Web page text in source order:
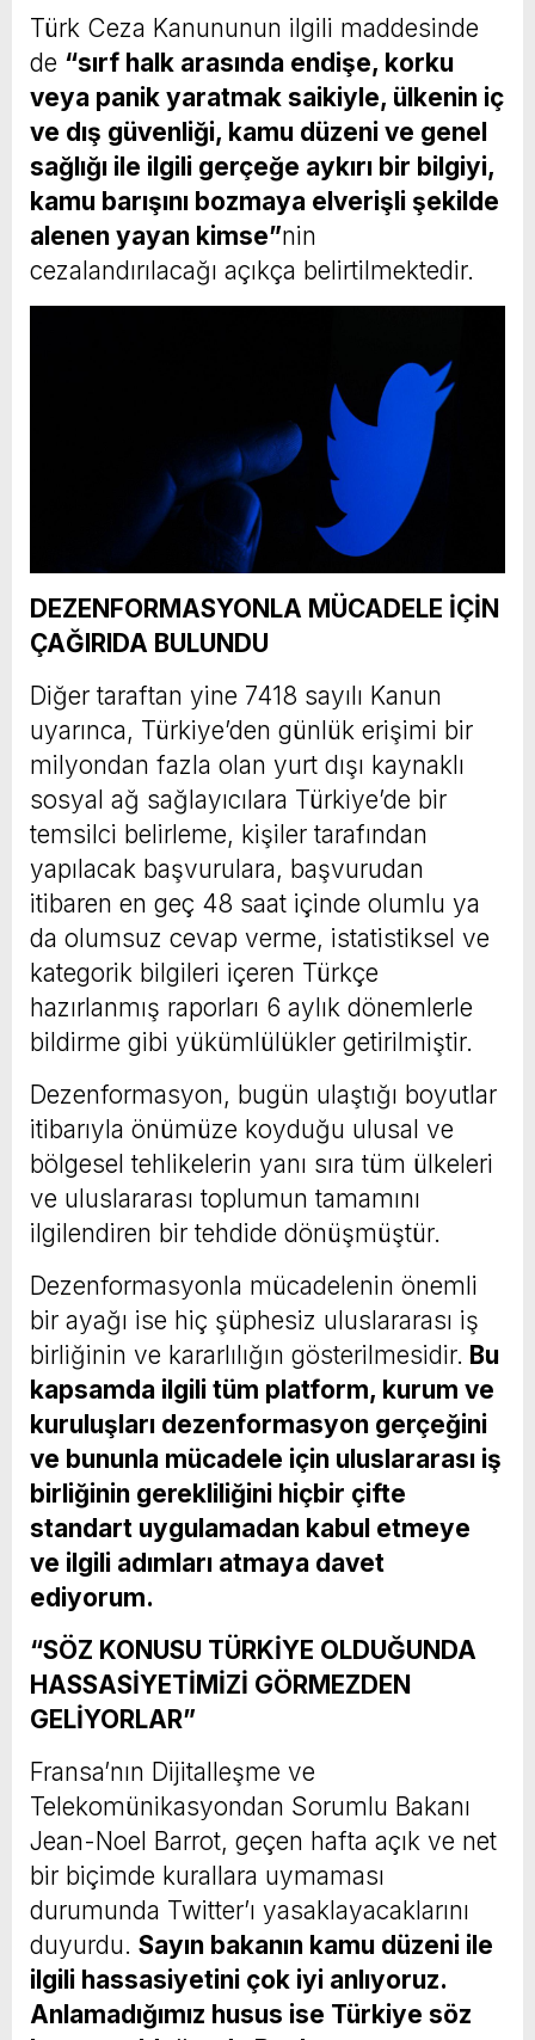
Türk Ceza Kanununun ilgili maddesinde
de “sırf halk arasında endişe, korku
veya panik yaratmak saikiyle, ülkenin iç
ve dış güvenliği, kamu düzeni ve genel
sağlığı ile ilgili gerçeğe aykırı bir bilgiyi,
kamu barışını bozmaya elverişli şekilde
alenen yayan kimse”nin
cezalandırılacağı açıkça belirtilmektedir.
DEZENFORMASYONLA MÜCADELE İÇİN
ÇAĞIRIDA BULUNDU
Diğer taraftan yine 7418 sayılı Kanun
uyarınca, Türkiye’den günlük erişimi bir
milyondan fazla olan yurt dışı kaynaklı
sosyal ağ sağlayıcılara Türkiye’de bir
temsilci belirleme, kişiler tarafından
yapılacak başvurulara, başvurudan
itibaren en geç 48 saat içinde olumlu ya
da olumsuz cevap verme, istatistiksel ve
kategorik bilgileri içeren Türkçe
hazırlanmış raporları 6 aylık dönemlerle
bildirme gibi yükümlülükler getirilmiştir.
Dezenformasyon, bugün ulaştığı boyutlar
itibarıyla önümüze koyduğu ulusal ve
bölgesel tehlikelerin yanı sıra tüm ülkeleri
ve uluslararası toplumun tamamını
ilgilendiren bir tehdide dönüşmüştür.
Dezenformasyonla mücadelenin önemli
bir ayağı ise hiç şüphesiz uluslararası iş
birliğinin ve kararlılığın gösterilmesidir. Bu
kapsamda ilgili tüm platform, kurum ve
kuruluşları dezenformasyon gerçeğini
ve bununla mücadele için uluslararası iş
birliğinin gerekliliğini hiçbir çifte
standart uygulamadan kabul etmeye
ve ilgili adımları atmaya davet
ediyorum.
“SÖZ KONUSU TÜRKİYE OLDUĞUNDA
HASSASİYETİMİZİ GÖRMEZDEN
GELİYORLAR”
Fransa’nın Dijitalleşme ve
Telekomünikasyondan Sorumlu Bakanı
Jean-Noel Barrot, geçen hafta açık ve net
bir biçimde kurallara uymaması
durumunda Twitter’ı yasaklayacaklarını
duyurdu. Sayın bakanın kamu düzeni ile
ilgili hassasiyetini çok iyi anlıyoruz.
Anlamadığımız husus ise Türkiye söz